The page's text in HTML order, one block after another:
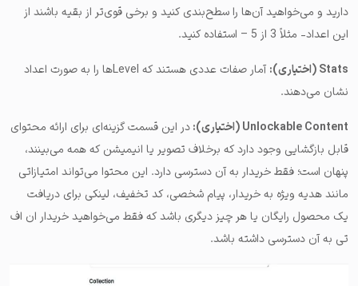
دارید و می‌خواهید آن‌ها را سطح‌بندی کنید و برخی قوی‌تر از بقیه باشند از
این اعداد- مثلاً 3 از 5 – استفاده کنید.
Stats (اختیاری):
آمار صفات عددی هستند که Levelها را به صورت اعداد
نشان می‌دهند.
Unlockable Content (اختیاری):
در این قسمت گزینه‌ای برای ارائه محتوای
قابل بازگشایی وجود دارد که برخلاف تصویر یا انیمیشن که همه می‌بینند،
پنهان است؛ فقط خریدار به آن دسترسی دارد. این محتوا می‌تواند امتیازاتی
مانند هدیه ویژه به خریدار، پیام شخصی، کد تخفیف، لینکی برای دریافت
یک محصول رایگان یا هر چیز دیگری باشد که فقط می‌خواهید خریدار ان اف
تی به آن دسترسی داشته باشد.